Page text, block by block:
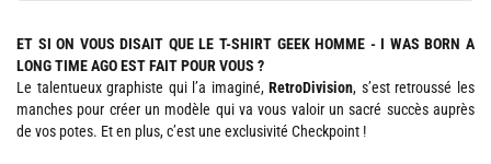
ET SI ON VOUS DISAIT QUE LE T-SHIRT GEEK HOMME - I WAS BORN A
LONG TIME AGO EST FAIT POUR VOUS ?
Le talentueux graphiste qui l’a imaginé,RetroDivision, s’est retroussé les
manches pour créer un modèle qui va vous valoir un sacré succès auprès
de vos potes. Et en plus, c’est une exclusivité Checkpoint !